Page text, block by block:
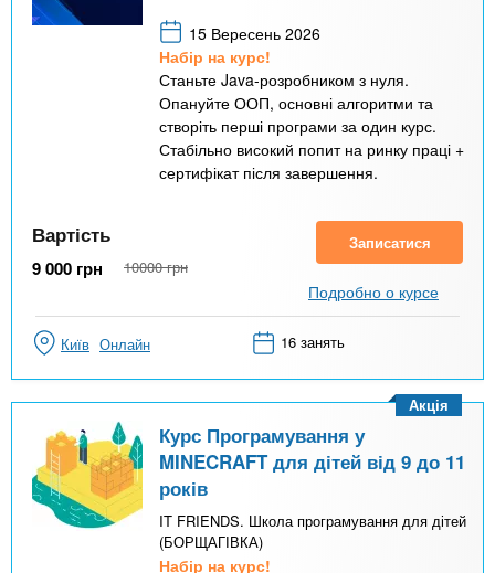
15 Вересень 2026
Набір на курс!
Станьте Java-розробником з нуля.
Опануйте ООП, основні алгоритми та
створіть перші програми за один курс.
Стабільно високий попит на ринку праці +
сертифікат після завершення.
Вартість
9 000 грн 10000 грн
Записатися
Подробно о курсе
Київ Онлайн 16 занять
Курс Програмування у
MINECRAFT для дітей від 9 до 11
років
IT FRIENDS. Школа програмування для дітей
(БОРЩАГІВКА)
Набір на курс!
Акція